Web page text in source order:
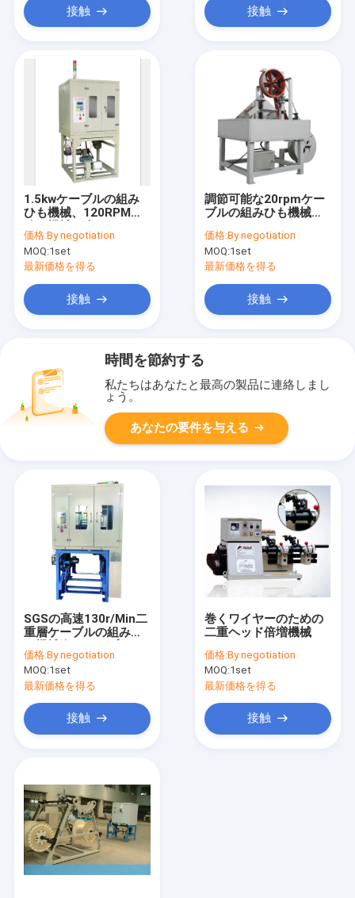
接触 接触
1.5kwケーブルの組み
ひも機械、120RPMは
価格:By negotiation
MOQ:1set
最新価格を得る
接触
調節可能な20rpmケー
ブルの組みひも機械、
組みひも機
価格:By negotiation
MOQ:1set
最新価格を得る
接触
時間を節約する
私たちはあなたと最高の製品に連絡しまし
ょう。
あなたの要件を与える
SGSの高速130r/Min二
重層ケーブルの組みひ
価格:By negotiation
MOQ:1set
最新価格を得る
接触
巻くワイヤーのための
二重ヘッド倍増機械
価格:By negotiation
MOQ:1set
最新価格を得る
接触